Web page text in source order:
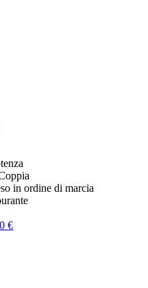
in ordine di marcia
€